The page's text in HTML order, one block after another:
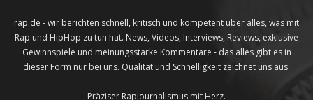
rap.de - wir berichten schnell, kritisch und kompetent über alles, was mit
Rap und HipHop zu tun hat. News, Videos, Interviews, Reviews, exklusive
Gewinnspiele und meinungsstarke Kommentare - das alles gibt es in
dieser Form nur bei uns. Qualität und Schnelligkeit zeichnet uns aus.
Präziser Rapjournalismus mit Herz.